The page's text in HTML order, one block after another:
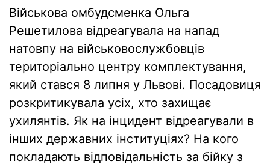
Військова омбудсменка Ольга
Решетилова відреагувала на напад
натовпу на військовослужбовців
територіально центру комплектування,
який стався 8 липня у Львові. Посадовиця
розкритикувала усіх, хто захищає
ухилянтів. Як на інцидент відреагували в
інших державних інституціях? На кого
покладають відповідальність за бійку з